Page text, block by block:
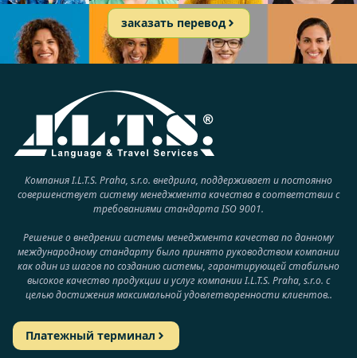
заказать перевод
Компания I.L.T.S. Praha, s.r.o. внедрила, поддерживает и постоянно
совершенствует систему менеджмента качества в соответствии с
требованиями стандарта ISO 9001.
Решение о внедрении системы менеджмента качества по данному
международному стандарту было принято руководством компании
как один из шагов по созданию системы, гарантирующей стабильно
высокое качество продукции и услуг компании I.L.T.S. Praha, s.r.o. с
целью достижения максимальной удовлетворенности клиентов..
Платежный терминал